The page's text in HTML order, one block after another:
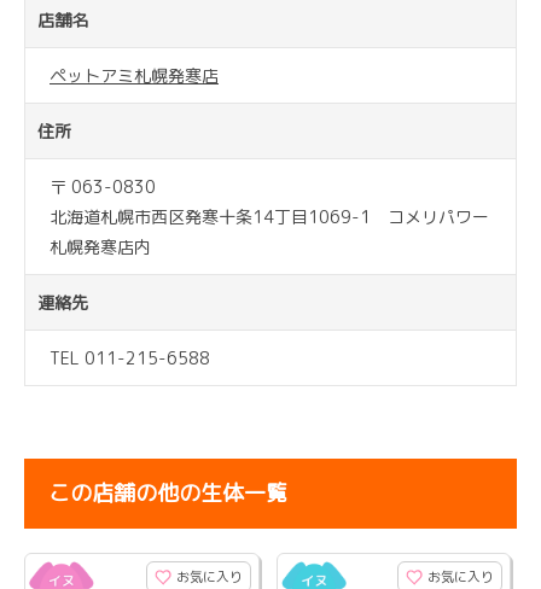
店舗名
ペットアミ札幌発寒店
住所
〒 063-0830
北海道札幌市西区発寒十条14丁目1069-1 コメリパワー
札幌発寒店内
連絡先
TEL 011-215-6588
この店舗の他の生体一覧
お気に入り お気に入り